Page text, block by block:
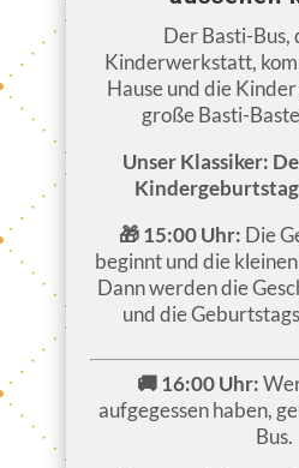
Der Basti-Bus,
Kinderwerkstatt,
Hause und die
große Basti-
Unser Klassiker:
🎁 15:00 Uhr: Die
beginnt und die
Dann werden die
und die
🚚 16:00 Uhr:
aufgegessen haben,
Bus.